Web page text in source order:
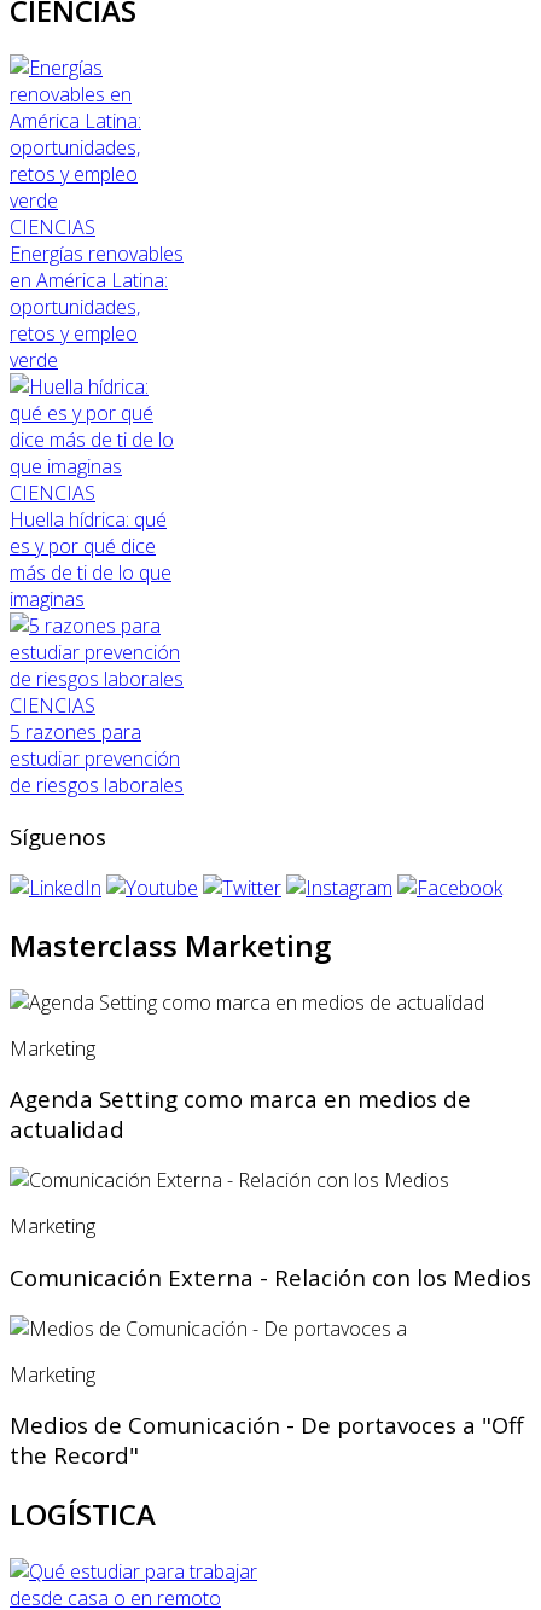
CIENCIAS
CIENCIAS
Energías renovables
en América Latina:
oportunidades,
retos y empleo
verde
CIENCIAS
Huella hídrica: qué
es y por qué dice
más de ti de lo que
imaginas
CIENCIAS
5 razones para
estudiar prevención
de riesgos laborales
Síguenos
Masterclass Marketing
Marketing
Agenda Setting como marca en medios de
actualidad
Marketing
Comunicación Externa - Relación con los Medios
Marketing
Medios de Comunicación - De portavoces a "Off
the Record"
LOGÍSTICA